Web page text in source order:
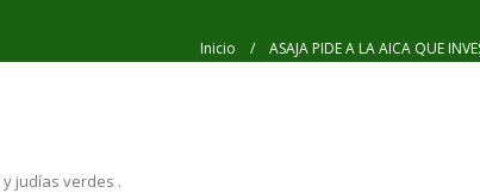
Inicio / ASAJA PIDE A LA AICA QUE
judías verdes .